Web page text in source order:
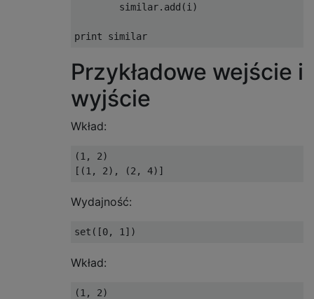
        similar.add(i)
Przykładowe wejście i
wyjście
Wkład:
(1, 2)
Wydajność:
Wkład:
(1, 2)